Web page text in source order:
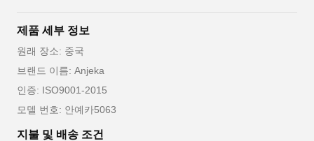
제품 세부 정보
원래 장소: 중국
브랜드 이름: Anjeka
인증: ISO9001-2015
모델 번호: 안예카5063
지불 및 배송 조건